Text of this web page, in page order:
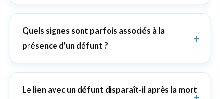
Quels signes sont parfois associés à la
présence d'un défunt ?
Le lien avec un défunt disparaît-il après la mort